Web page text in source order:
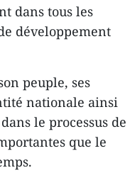
dans tous les
développement
peuple, ses
nationale ainsi
le processus de
que le